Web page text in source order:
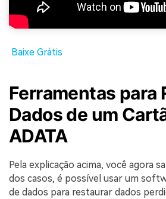
Baixe Grátis
Ferramentas para
Dados de um
ADATA
Pela explicação acima, você agora
dos casos, é possível usar um
de dados para restaurar dados